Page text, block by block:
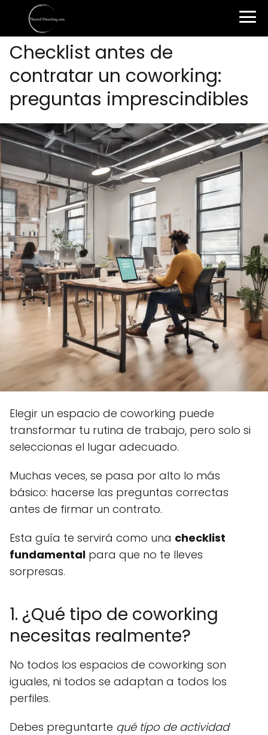
Checklist antes de
contratar un coworking:
preguntas imprescindibles
Elegir un espacio de coworking puede
transformar tu rutina de trabajo, pero solo si
seleccionas el lugar adecuado.
Muchas veces, se pasa por alto lo más
básico: hacerse las preguntas correctas
antes de firmar un contrato.
Esta guía te servirá como una checklist
fundamental para que no te lleves
sorpresas.
1. ¿Qué tipo de coworking
necesitas realmente?
No todos los espacios de coworking son
iguales, ni todos se adaptan a todos los
perfiles.
Debes preguntarte qué tipo de actividad